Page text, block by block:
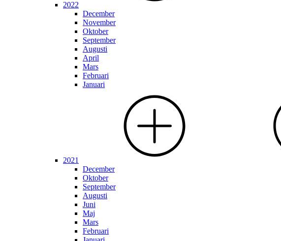
2022
December
November
Oktober
September
Augusti
April
Mars
Februari
Januari
2021
December
Oktober
September
Augusti
Juni
Maj
Mars
Februari